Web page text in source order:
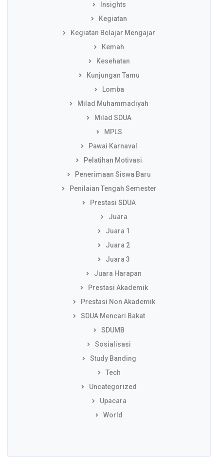
Insights
Kegiatan
Kegiatan Belajar Mengajar
Kemah
Kesehatan
Kunjungan Tamu
Lomba
Milad Muhammadiyah
Milad SDUA
MPLS
Pawai Karnaval
Pelatihan Motivasi
Penerimaan Siswa Baru
Penilaian Tengah Semester
Prestasi SDUA
Juara
Juara 1
Juara 2
Juara 3
Juara Harapan
Prestasi Akademik
Prestasi Non Akademik
SDUA Mencari Bakat
SDUMB
Sosialisasi
Study Banding
Tech
Uncategorized
Upacara
World